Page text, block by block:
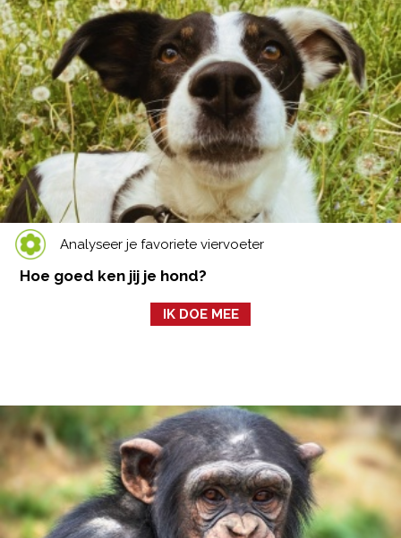
Analyseer je favoriete viervoeter
Hoe goed ken jij je hond?
IK DOE MEE